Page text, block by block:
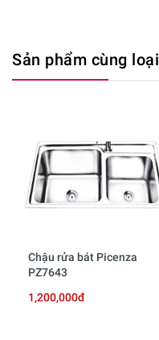
Sản phẩm cùng loại
Chậu rửa bát Picenza
PZ7643
1,200,000đ